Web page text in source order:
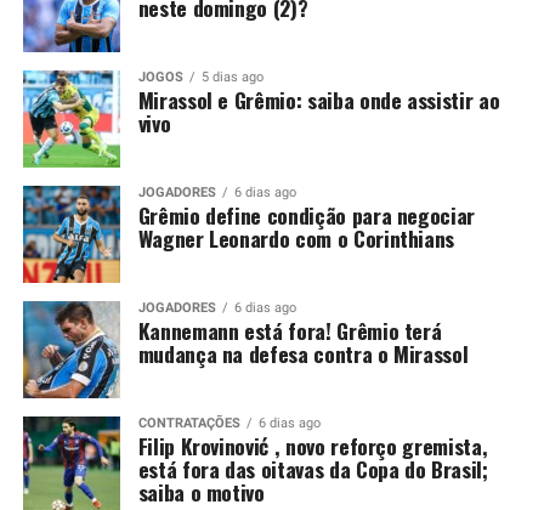
Embora o episódio tenha ocorrido antes da pausa para a
Copa do Mundo, a punição segue válida e será cumprida
apenas agora. Por isso, o argentino ficará fora
justamente em um confronto decisivo, no momento em
que o Tricolor busca recuperação após a eliminação na
Copa Sul-Americana.
Kannemann recebeu críticas da
torcida
O lance que tirou Kannemann da partida ocorreu no dia
14 de maio, diante do Confiança-SE. Na ocasião, o
defensor entrou no intervalo para substituir Balbuena,
mas permaneceu pouco tempo em campo. Aos 29
minutos da etapa final, o árbitro Lucas Torezin mostrou
o segundo cartão amarelo e, na sequência, o vermelho.
neste domingo (2)?
JOGOS 5 dias ago
Mirassol e Grêmio: saiba onde assistir ao
vivo
JOGADORES 6 dias ago
Grêmio define condição para negociar
Wagner Leonardo com o Corinthians
JOGADORES 6 dias ago
Kannemann está fora! Grêmio terá
mudança na defesa contra o Mirassol
CONTRATAÇÕES 6 dias ago
Filip Krovinović , novo reforço gremista,
está fora das oitavas da Copa do Brasil;
saiba o motivo